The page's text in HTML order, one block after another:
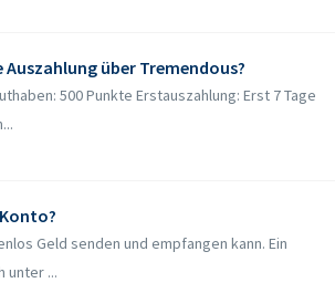
über Tremendous?
500 Punkte Erstauszahlung: Erst 7 Tage
Geld senden und empfangen kann. Ein
unter ...